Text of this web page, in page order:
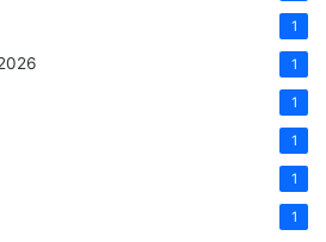
1
1
1
1
1
1